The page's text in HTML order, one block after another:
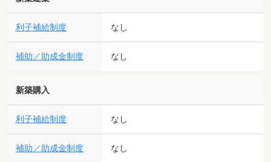
利子補給制度 なし
補助／助成金制度 なし
新築購入
利子補給制度 なし
補助／助成金制度 なし